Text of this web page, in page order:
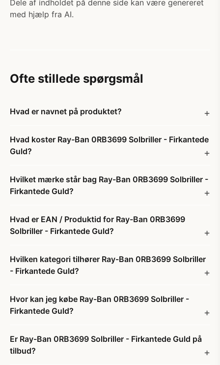
Dele af indholdet på denne side kan være genereret
med hjælp fra AI.
Ofte stillede spørgsmål
Hvad er navnet på produktet?
Hvad koster Ray-Ban 0RB3699 Solbriller - Firkantede
Guld?
Hvilket mærke står bag Ray-Ban 0RB3699 Solbriller -
Firkantede Guld?
Hvad er EAN / Produktid for Ray-Ban 0RB3699
Solbriller - Firkantede Guld?
Hvilken kategori tilhører Ray-Ban 0RB3699 Solbriller
- Firkantede Guld?
Hvor kan jeg købe Ray-Ban 0RB3699 Solbriller -
Firkantede Guld?
Er Ray-Ban 0RB3699 Solbriller - Firkantede Guld på
tilbud?